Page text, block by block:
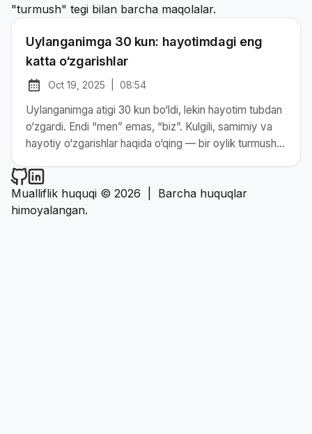
"turmush" tegi bilan barcha maqolalar.
Uylanganimga 30 kun: hayotimdagi eng
katta o‘zgarishlar
Chop etilgan:
Oct 19, 2025
at 08:54
Uylanganimga atigi 30 kun bo‘ldi, lekin hayotim tubdan
o‘zgardi. Endi “men” emas, “biz”. Kulgili, samimiy va
hayotiy o‘zgarishlar haqida o‘qing — bir oylik turmush
Narzullayev.uz on Github
Narzullayev.uz on LinkedIn
Mualliflik huquqi © 2026
Barcha huquqlar
himoyalangan.